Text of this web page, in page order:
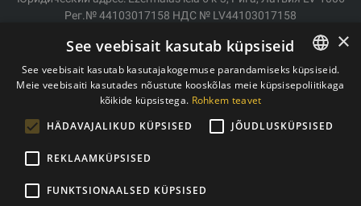
Рег.№ 44103017158 НДС № LV44103017158
Доставка/возврат
Оплата
Условия покупки
Политика конфиденциальности
ESTONIAN
×
See veebisait kasutab küpsiseid
See veebisait kasutab kasutajakogemuse parandamiseks küpsiseid.
Meie veebisaiti kasutades nõustute kooskõlas meie küpsisepoliitikaga
kõikide küpsistega. Rohkem teavet
HÄDAVAJALIKUD KÜPSISED
JÕUDLUSKÜPSISED
REKLAAMKÜPSISED
FUNKTSIONAALSED KÜPSISED